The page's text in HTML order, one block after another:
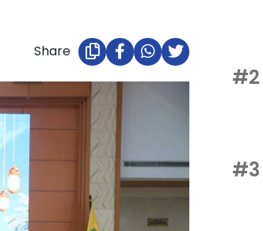
Share
#2
#3